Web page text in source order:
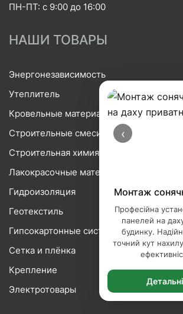
‹
Монтаж
Професійна
панелей на
будинку.
точний кут
ПН-ПТ: с 9:00 до 16:00
НАШИ ТОВАРЫ
Энергонезависимость
Утеплитель
Кровельные материалы
Строительные смеси
Строительная химия
Лакокрасочные материалы
Гидроизоляция
Геотекстиль
Гипсокартонные системы
Сетка и плёнка
Крепление
Электротовары